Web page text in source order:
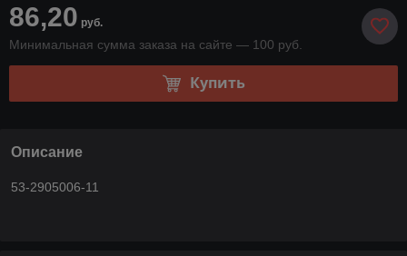
86,20 руб.
Минимальная сумма заказа на сайте — 100 руб.
Купить
Описание
53-2905006-11